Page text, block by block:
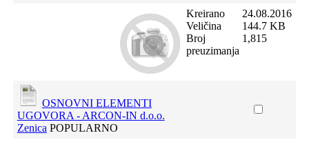
Kreirano
Veličina
Broj
preuzimanja
24.08.2016
144.7 KB
1,815
OSNOVNI ELEMENTI
UGOVORA - ARCON-IN d.o.o.
Zenica POPULARNO